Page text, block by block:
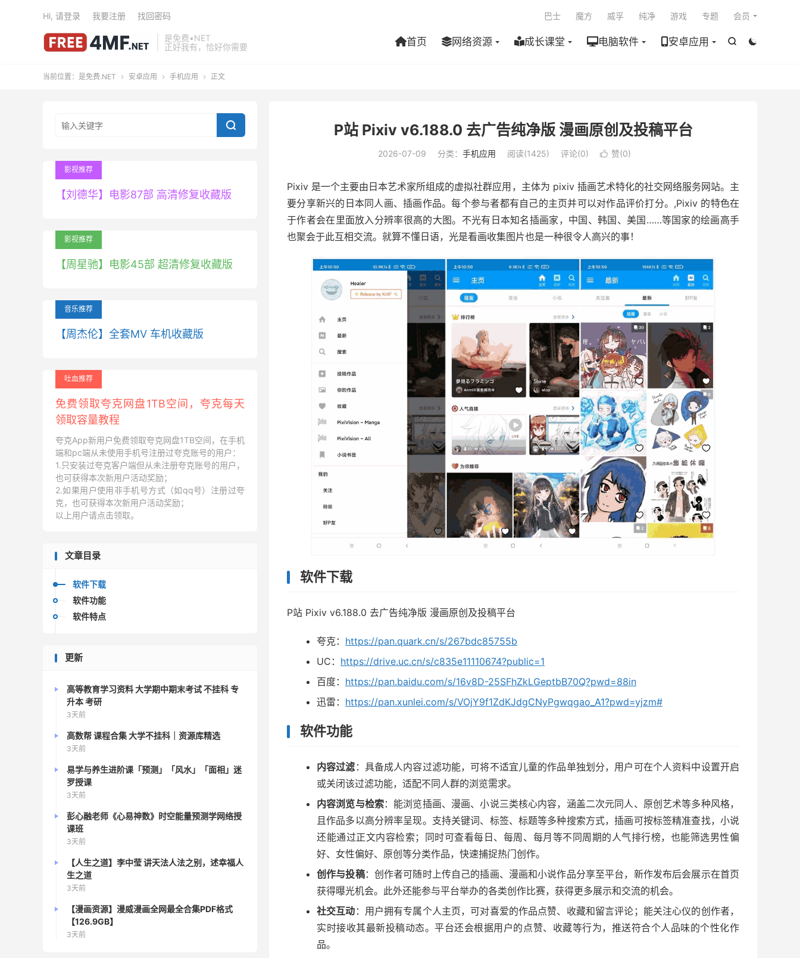
是免费•NET
正好我有，恰好你需要


首页 网络资源 成长课堂 电脑软件 安卓应用
巴士 魔方 威孚 纯净 游戏 专题 会员
Hi, 请登录 我要注册 找回密码
当前位置： 是免费.NET  安卓应用  手机应用  正文
P站 Pixiv v6.188.0 去广告纯净版 漫画原创及投稿平台
2026-07-09 分类： 手机应用 阅读(1425) 评论(0)  赞(0)
Pixiv 是一个主要由日本艺术家所组成的虚拟社群应用，主体为 pixiv 插画艺术特化的社交网络服务网站。主
要分享新兴的日本同人画、插画作品。每个参与者都有自己的主页并可以对作品评价打分。,Pixiv 的特色在
于作者会在里面放入分辨率很高的大图。不光有日本知名插画家，中国、韩国、美国……等国家的绘画高手
也聚会于此互相交流。就算不懂日语，光是看画收集图片也是一种很令人高兴的事！
软件下载
P站 Pixiv v6.188.0 去广告纯净版 漫画原创及投稿平台
夸克： https://pan.quark.cn/s/267bdc85755b
UC： https://drive.uc.cn/s/c835e11110674?public=1
百度： https://pan.baidu.com/s/16v8D-25SFhZkLGeptbB70Q?pwd=88in
迅雷： https://pan.xunlei.com/s/VOjY9f1ZdKJdgCNyPgwqgao_A1?pwd=yjzm#
软件功能
内容过滤 ：具备成人内容过滤功能，可将不适宜儿童的作品单独划分，用户可在个人资料中设置开启
或关闭该过滤功能，适配不同人群的浏览需求。
内容浏览与检索：能浏览插画、漫画、小说三类核心内容，涵盖二次元同人、原创艺术等多种风格，
且作品多以高分辨率呈现。支持关键词、标签、标题等多种搜索方式，插画可按标签精准查找，小说
还能通过正文内容检索；同时可查看每日、每周、每月等不同周期的人气排行榜，也能筛选男性偏
好、女性偏好、原创等分类作品，快速捕捉热门创作。
创作与投稿：创作者可随时上传自己的插画、漫画和小说作品分享至平台，新作发布后会展示在首页
获得曝光机会。此外还能参与平台举办的各类创作比赛，获得更多展示和交流的机会。
社交互动 ：用户拥有专属个人主页，可对喜爱的作品点赞、收藏和留言评论；能关注心仪的创作者，
实时接收其最新投稿动态。平台还会根据用户的点赞、收藏等行为，推送符合个人品味的个性化作
品。

影视推荐
【刘德华】电影87部 高清修复收藏版
影视推荐
【周星驰】电影45部 超清修复收藏版
音乐推荐
【周杰伦】全套MV 车机收藏版
吐血推荐
免费领取夸克网盘1TB空间，夸克每天
领取容量教程
夸克App新用户免费领取夸克网盘1TB空间，在手机
端和pc端从未使用手机号注册过夸克账号的用户：
1.只安装过夸克客户端但从未注册夸克账号的用户，
也可获得本次新用户活动奖励；
2.如果用户使用非手机号方式（如qq号）注册过夸
克，也可获得本次新用户活动奖励；
以上用户请点击领取。
文章目录
软件下载
软件功能
软件特点
更新
高等教育学习资料 大学期中期末考试 不挂科 专
升本 考研
3天前
高数帮 课程合集 大学不挂科｜资源库精选
3天前
易学与养生进阶课「预测」「风水」「面相」迷
罗授课
3天前
彭心融老师《心易神数》时空能量预测学网络授
课班
3天前
【人生之道】李中莹 讲天法人法之别，述幸福人
生之道
3天前
【漫画资源】漫威漫画全网最全合集PDF格式
【126.9GB】
3天前